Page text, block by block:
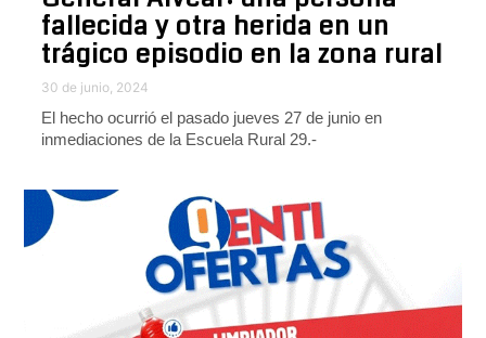
fallecida y otra herida en un
trágico episodio en la zona rural
30 de junio, 2024
El hecho ocurrió el pasado jueves 27 de junio en
inmediaciones de la Escuela Rural 29.-